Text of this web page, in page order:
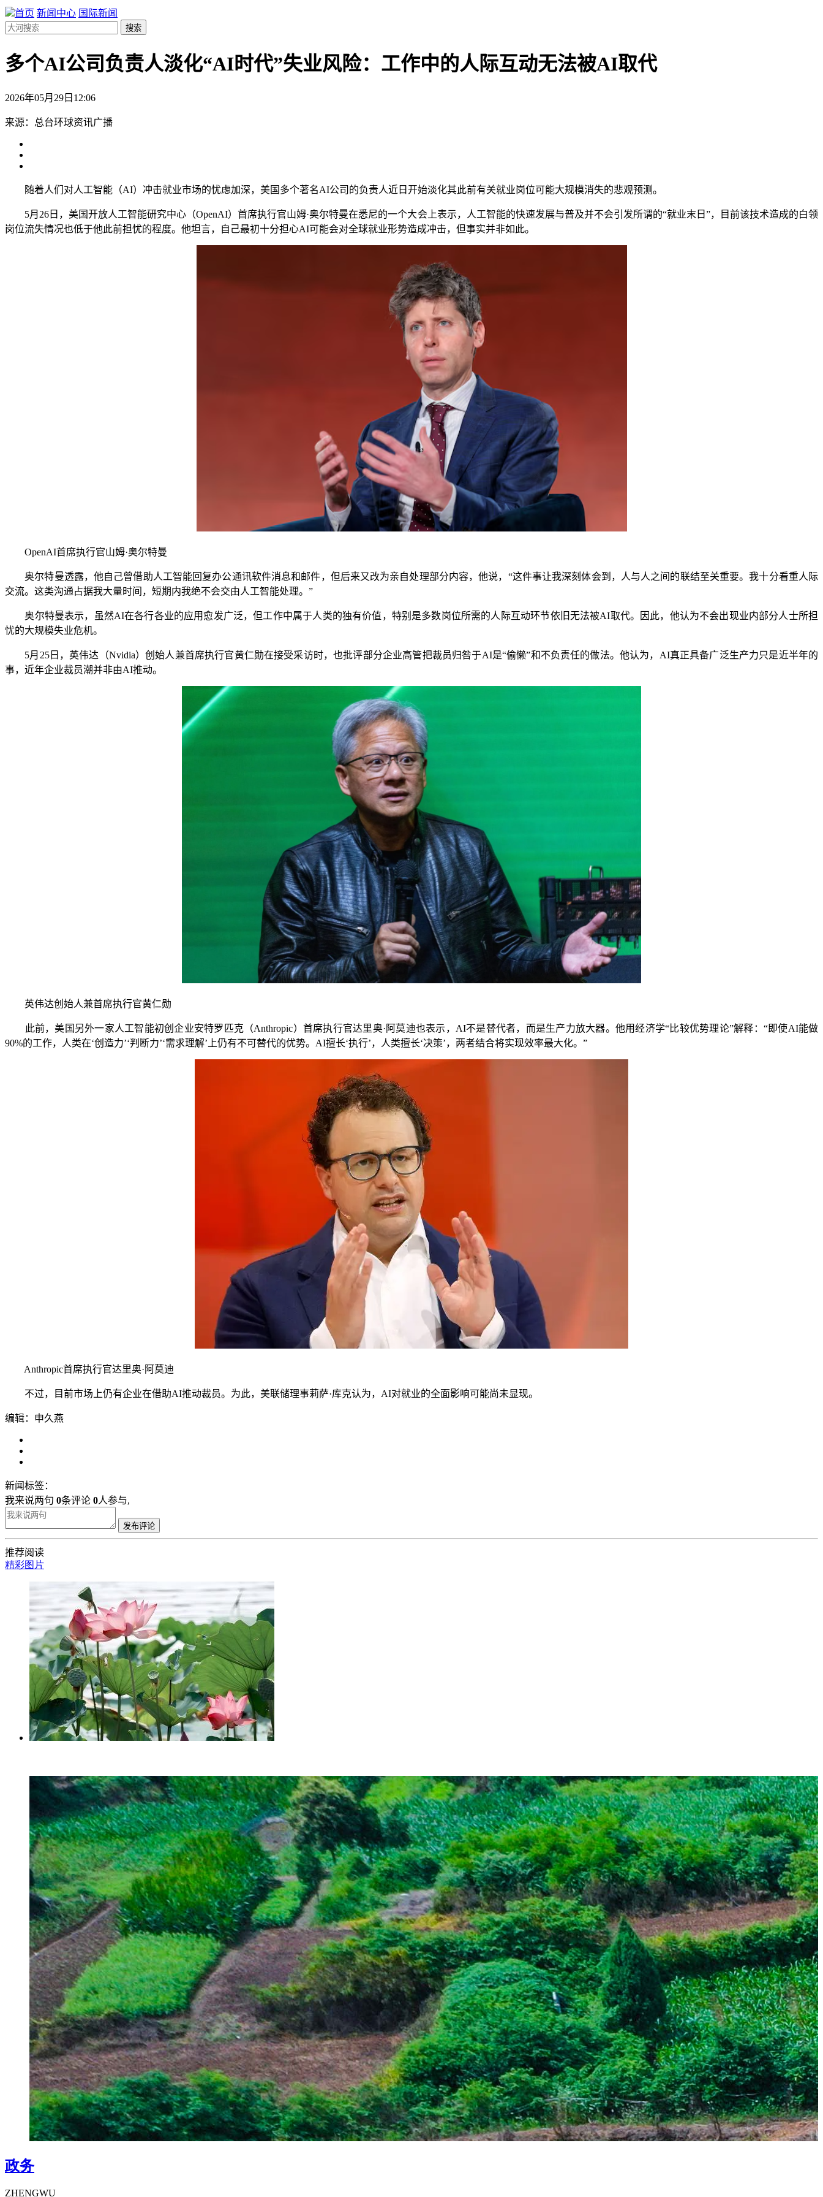
首页 新闻中心 国际新闻
搜索
多个AI公司负责人淡化“AI时代”失业风险：工作中的人际互动无法被AI取代
2026年05月29日12:06
来源：总台环球资讯广播
随着人们对人工智能（AI）冲击就业市场的忧虑加深，美国多个著名AI公司的负责人近日开始淡化其此前有关就业岗位可能大规模消失的悲观预测。
5月26日，美国开放人工智能研究中心（OpenAI）首席执行官山姆·奥尔特曼在悉尼的一个大会上表示，人工智能的快速发展与普及并不会引发所谓的“就业末日”，目前该技术造成的白领
岗位流失情况也低于他此前担忧的程度。他坦言，自己最初十分担心AI可能会对全球就业形势造成冲击，但事实并非如此。
OpenAI首席执行官山姆·奥尔特曼
奥尔特曼透露，他自己曾借助人工智能回复办公通讯软件消息和邮件，但后来又改为亲自处理部分内容，他说，“这件事让我深刻体会到，人与人之间的联结至关重要。我十分看重人际
交流。这类沟通占据我大量时间，短期内我绝不会交由人工智能处理。”
奥尔特曼表示，虽然AI在各行各业的应用愈发广泛，但工作中属于人类的独有价值，特别是多数岗位所需的人际互动环节依旧无法被AI取代。因此，他认为不会出现业内部分人士所担
忧的大规模失业危机。
5月25日，英伟达（Nvidia）创始人兼首席执行官黄仁勋在接受采访时，也批评部分企业高管把裁员归咎于AI是“偷懒”和不负责任的做法。他认为，AI真正具备广泛生产力只是近半年的
事，近年企业裁员潮并非由AI推动。
英伟达创始人兼首席执行官黄仁勋
此前，美国另外一家人工智能初创企业安特罗匹克（Anthropic）首席执行官达里奥·阿莫迪也表示，AI不是替代者，而是生产力放大器。他用经济学“比较优势理论”解释：“即使AI能做
90%的工作，人类在‘创造力’‘判断力’‘需求理解’上仍有不可替代的优势。AI擅长‘执行’，人类擅长‘决策’，两者结合将实现效率最大化。”
Anthropic首席执行官达里奥·阿莫迪
不过，目前市场上仍有企业在借助AI推动裁员。为此，美联储理事莉萨·库克认为，AI对就业的全面影响可能尚未显现。
编辑：申久燕
新闻标签：
我来说两句 0条评论 0人参与,
发布评论
推荐阅读